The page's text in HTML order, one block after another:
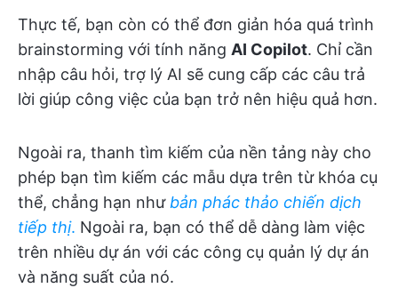
Thực tế, bạn còn có thể đơn giản hóa quá trình
brainstorming với tính năng AI Copilot. Chỉ cần
nhập câu hỏi, trợ lý AI sẽ cung cấp các câu trả
lời giúp công việc của bạn trở nên hiệu quả hơn.
Ngoài ra, thanh tìm kiếm của nền tảng này cho
phép bạn tìm kiếm các mẫu dựa trên từ khóa cụ
thể, chẳng hạn nhưbản phác thảo chiến dịch
tiếp thị. Ngoài ra, bạn có thể dễ dàng làm việc
trên nhiều dự án với các công cụ quản lý dự án
và năng suất của nó.